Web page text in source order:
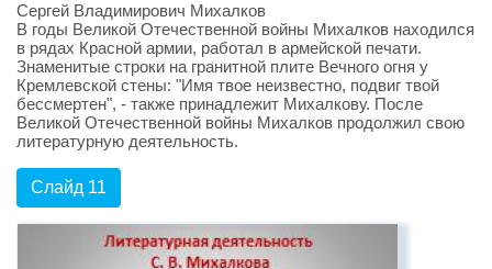
Сергей Владимирович Михалков
В годы Великой Отечественной войны Михалков находился
в рядах Красной армии, работал в армейской печати.
Знаменитые строки на гранитной плите Вечного огня у
Кремлевской стены: "Имя твое неизвестно, подвиг твой
бессмертен", - также принадлежит Михалкову. После
Великой Отечественной войны Михалков продолжил свою
литературную деятельность.
Слайд 11